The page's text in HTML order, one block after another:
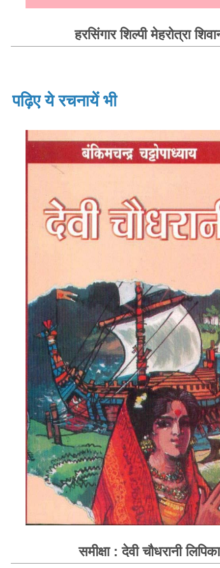
हरसिंगार शिल्पी मेहरोत्रा
पढ़िए ये रचनायें भी
समीक्षा : देवी चौधरानी लिपिका